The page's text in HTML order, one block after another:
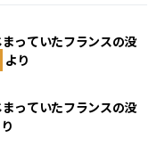
っていたフランスの没
より
っていたフランスの没